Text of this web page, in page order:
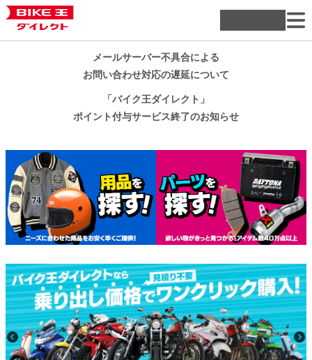
メールサーバー不具合による
お問い合わせ対応の遅延について
「バイク王ダイレクト」
ポイント付与サービス終了のお知らせ